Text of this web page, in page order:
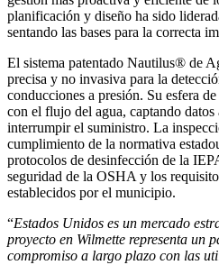
planificación y diseño ha sido
sentando las bases para la correcta
El sistema patentado Nautilus® de
precisa y no invasiva para la
conducciones a presión. Su esfera
con el flujo del agua, captando
interrumpir el suministro. La
cumplimiento de la normativa
protocolos de desinfección de la
seguridad de la OSHA y los
establecidos por el municipio.
“Estados Unidos es un mercado
proyecto en Wilmette representa un
compromiso a largo plazo con las